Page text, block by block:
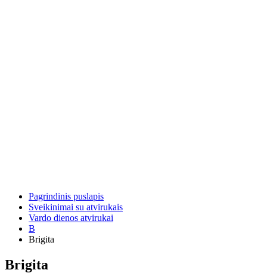
Pagrindinis puslapis
Sveikinimai su atvirukais
Vardo dienos atvirukai
B
Brigita
Brigita